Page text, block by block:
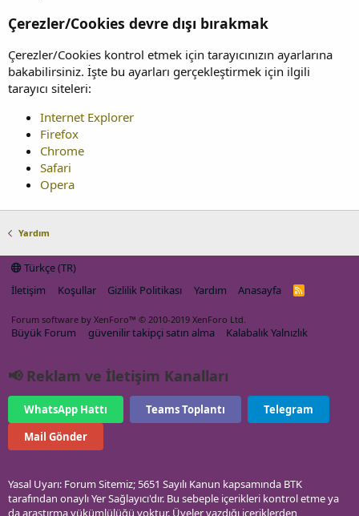
Çerezler/Cookies devre dışı bırakmak
Çerezler/Cookies kontrol etmek için tarayıcınızın ayarlarına
bakabilirsiniz. İşte bu ayarları gerçekleştirmek için ilgili
tarayıcı siteleri:
Internet Explorer
Firefox
Chrome
Safari
Opera
Yardım
Türkçe (TR)
İletişim
Koşullar Gizlilik Politikası Yardım Anasayfa
R
Forum software by XenForo™ © 2010-2019 XenForo Ltd.
Büyük Forum güvenilir takipçi satın alma Kalabalık Yalnızlık
📢 Reklam ve İletişim Kanalları
WhatsApp Hattı Teams Toplantı
Telegram
Mail Gönder
Yasal Uyarı: Forum Sitemiz; 5651 Sayılı Kanun kapsamında BTK
tarafından onaylı Yer Sağlayıcı'dır. Bu sebeple içerikleri kontrol etme ya
da araştırma yükümlülüğü yoktur. Üyeler yazdığı içeriklerden